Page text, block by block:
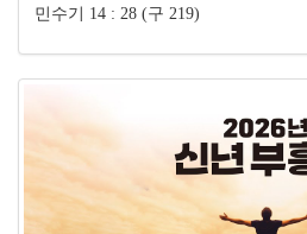
민수기 14 : 28 (구 219)